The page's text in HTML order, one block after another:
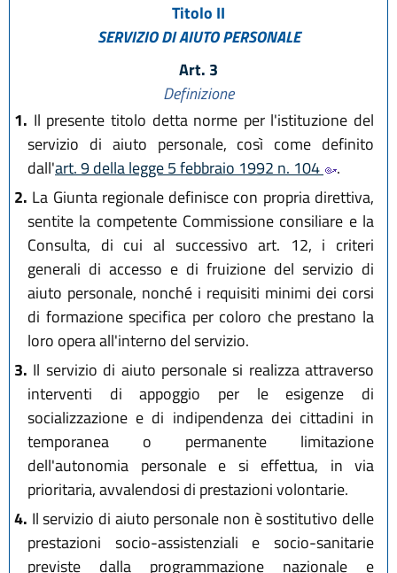
Titolo II
SERVIZIO DI AIUTO PERSONALE
Art. 3
Definizione
1. Il presente titolo detta norme per l'istituzione del
servizio di aiuto personale, così come definito
dall'art. 9 della legge 5 febbraio 1992 n. 104
.
2. La Giunta regionale definisce con propria direttiva,
sentite la competente Commissione consiliare e la
Consulta, di cui al successivo art. 12, i criteri
generali di accesso e di fruizione del servizio di
aiuto personale, nonché i requisiti minimi dei corsi
di formazione specifica per coloro che prestano la
loro opera all'interno del servizio.
3. Il servizio di aiuto personale si realizza attraverso
interventi di appoggio per le esigenze di
socializzazione e di indipendenza dei cittadini in
temporanea o permanente limitazione
dell'autonomia personale e si effettua, in via
prioritaria, avvalendosi di prestazioni volontarie.
4. Il servizio di aiuto personale non è sostitutivo delle
prestazioni socio-assistenziali e socio-sanitarie
previste dalla programmazione nazionale e